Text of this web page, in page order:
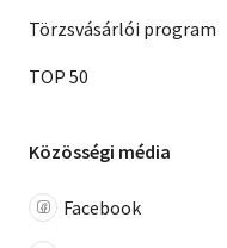
Törzsvásárlói program
TOP 50
Közösségi média
Facebook